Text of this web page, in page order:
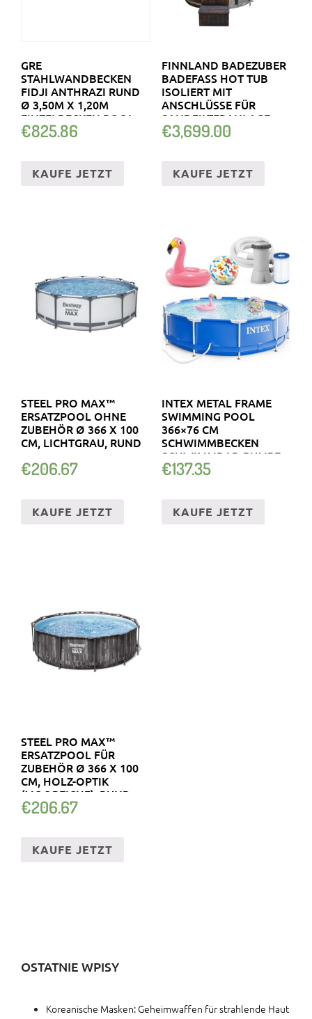
GRE
STAHLWANDBECKEN
FIDJI ANTHRAZI RUND
Ø 3,50M X 1,20M
EINZELBECKEN POOL
RUNDPOOL…
€825.86
KAUFE JETZT
FINNLAND BADEZUBER
BADEFASS HOT TUB
ISOLIERT MIT
ANSCHLÜSSE FÜR
SANDFILTERANLAGE
€3,699.00
KAUFE JETZT
STEEL PRO MAX™
ERSATZPOOL OHNE
ZUBEHÖR Ø 366 X 100
CM, LICHTGRAU, RUND
€206.67
KAUFE JETZT
INTEX METAL FRAME
SWIMMING POOL
366×76 CM
SCHWIMMBECKEN
SCHWIMMBAD PUMPE
28212
€137.35
KAUFE JETZT
STEEL PRO MAX™
ERSATZPOOL FÜR
ZUBEHÖR Ø 366 X 100
CM, HOLZ-OPTIK
(MOOREICHE), RUND
€206.67
KAUFE JETZT
OSTATNIE WPISY
Koreanische Masken: Geheimwaffen für strahlende Haut